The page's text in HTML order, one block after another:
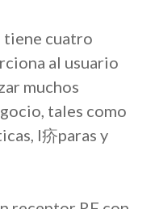
tiene cuatro
al usuario
muchos
tales como
l疥paras y